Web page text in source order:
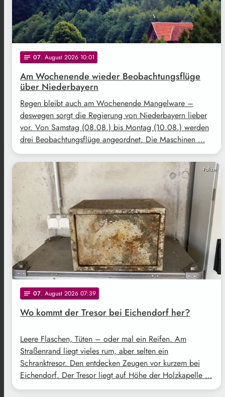
notes 07. August 2026 10:01
Am Wochenende wieder Beobachtungsflüge
über Niederbayern
Regen bleibt auch am Wochenende Mangelware –
deswegen sorgt die Regierung von Niederbayern lieber
vor. Von Samstag (08.08.) bis Montag (10.08.) werden
drei Beobachtungsflüge angeordnet. Die Maschinen …
Polizei
notes 07. August 2026 07:39
Wo kommt der Tresor bei Eichendorf her?
Leere Flaschen, Tüten – oder mal ein Reifen. Am
Straßenrand liegt vieles rum, aber selten ein
Schranktresor. Den entdecken Zeugen vor kurzem bei
Eichendorf. Der Tresor liegt auf Höhe der Holzkapelle …